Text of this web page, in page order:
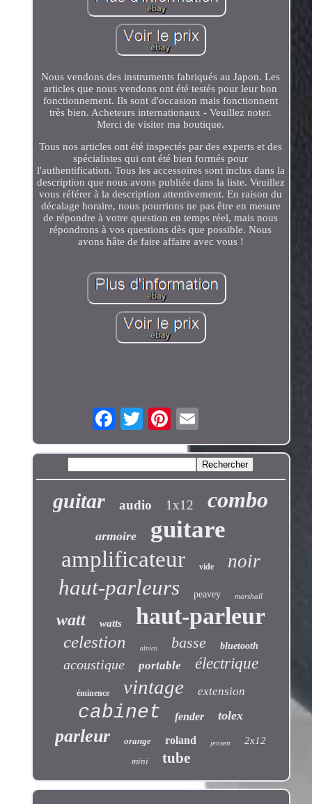
Nous vendons des instruments fabriqués au Japon. Les
articles que nous vendons ont été testés pour leur bon
fonctionnement. Ils sont d'occasion mais fonctionnent
très bien. Acheteurs internationaux - Veuillez noter.
Merci de visiter ma boutique.
Tous nos articles ont été inspectés par des experts et des
spécialistes qui ont été bien formés pour
l'authentification. Tous les accessoires sont inclus dans la
description que nous avons publiée dans la liste. Veuillez
vous référer à la description attentivement. En raison du
décalage horaire, nous pourrions ne pas être en mesure
de répondre à votre question en temps réel, mais nous
répondrons à vos questions dès que possible. Nous
avons hâte de faire affaire avec vous !
guitar audio 1x12 combo
armoire guitare
amplificateur vide noir
haut-parleurs peavey marshall
watt watts haut-parleur
celestion alnico basse bluetooth
acoustique portable électrique
éminence vintage extension
cabinet fender tolex
parleur orange roland jensen 2x12
mini tube